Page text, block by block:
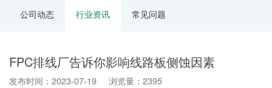
公司动态 行业资讯 常见问题
FPC排线厂告诉你影响线路板侧蚀因素
发布时间：2023-07-19 浏览量：2395